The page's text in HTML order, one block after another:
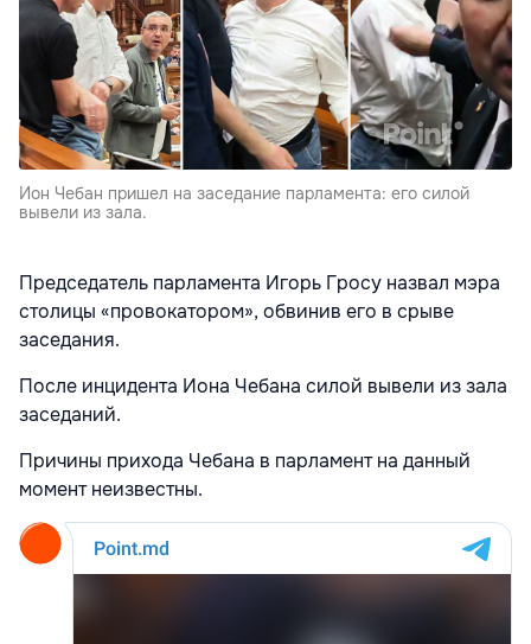
Ион Чебан пришел на заседание парламента: его силой
вывели из зала.
Председатель парламента Игорь Гросу назвал мэра
столицы «провокатором», обвинив его в срыве
заседания.
После инцидента Иона Чебана силой вывели из зала
заседаний.
Причины прихода Чебана в парламент на данный
момент неизвестны.